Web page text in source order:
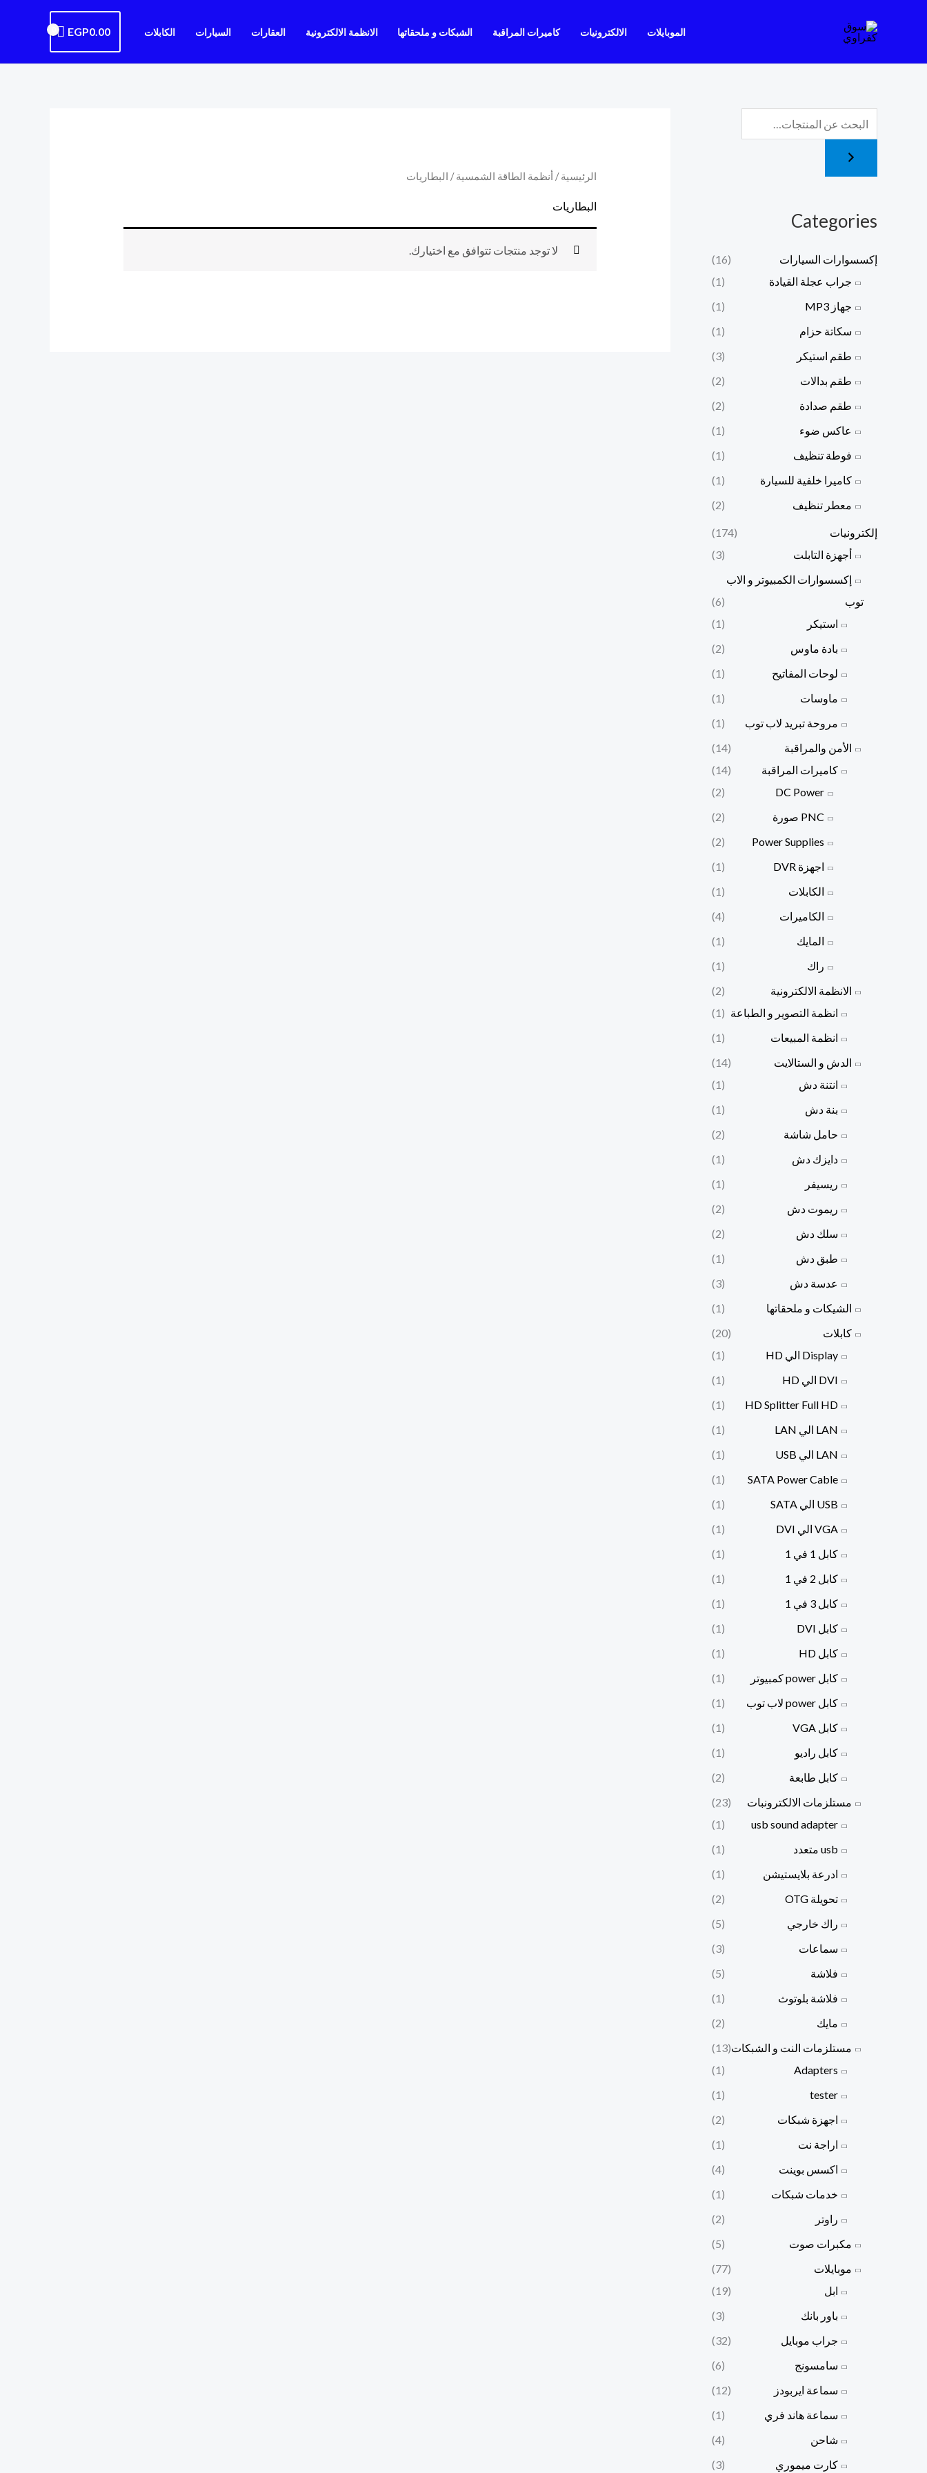
الموبايلات الالكترونيات كاميرات المراقبة الشبكات و ملحقاتها الانظمة الالكترونية العقارات السيارات الكابلات EGP0.00
Categories
إكسسوارات السيارات
(16)
جراب عجلة القيادة
(1)
جهاز MP3
(1)
سكاتة حزام
(1)
طقم استيكر
(3)
طقم بدالات
(2)
طقم صدادة
(2)
عاكس ضوء
(1)
فوطة تنظيف
(1)
كاميرا خلفية للسيارة
(1)
معطر تنظيف
(2)
إلكترونيات
(174)
أجهزة التابلت
(3)
إكسسوارات الكمبيوتر و الاب
توب
(6)
استيكر
(1)
بادة ماوس
(2)
لوحات المفاتيح
(1)
ماوسات
(1)
مروحة تبريد لاب توب
(1)
الأمن والمراقبة
(14)
كاميرات المراقبة
(14)
DC Power
(2)
PNC صورة
(2)
Power Supplies
(2)
اجهزة DVR
(1)
الكابلات
(1)
الكاميرات
(4)
المايك
(1)
راك
(1)
الانظمة الالكترونية
(2)
انظمة التصوير و الطباعة (1)
انظمة المبيعات
(1)
الدش و الستالايت
(14)
انتنة دش
(1)
بنة دش
(1)
حامل شاشة
(2)
دايزك دش
(1)
ريسيفر
(1)
ريموت دش
(2)
سلك دش
(2)
طبق دش
(1)
عدسة دش
(3)
الشيكات و ملحقاتها
(1)
كابلات
(20)
Display الي HD
(1)
DVI الي HD
(1)
HD Splitter Full HD
(1)
LAN الي LAN
(1)
LAN الي USB
(1)
SATA Power Cable
(1)
USB الي SATA
(1)
VGA الي DVI
(1)
كابل 1 في 1
(1)
كابل 2 في 1
(1)
كابل 3 في 1
(1)
كابل DVI
(1)
كابل HD
(1)
كابل power كمبيوتر
(1)
كابل power لاب توب
(1)
كابل VGA
(1)
كابل راديو
(1)
كابل طابعة
(2)
مستلزمات الالكترونبات
(23)
usb sound adapter
(1)
usb متعدد
(1)
ادرعة بلايستيشن
(1)
تحويلة OTG
(2)
راك خارجي
(5)
سماعات
(3)
فلاشة
(5)
فلاشة بلوتوث
(1)
مايك
(2)
مستلزمات النت و الشبكات(13)
Adapters
(1)
tester
(1)
اجهزة شبكات
(2)
اراجة نت
(1)
اكسس بوينت
(4)
خدمات شبكات
(1)
راوتر
(2)
مكبرات صوت
(5)
موبايلات
(77)
ابل
(19)
باور بانك
(3)
جراب موبايل
(32)
سامسونج
(6)
سماعة ايربودز
(12)
سماعة هاند فري
(1)
شاحن
(4)
كارت ميموري
(3)
الرئيسية/ أنظمة الطاقة الشمسية/ البطاريات
البطاريات
لا توجد منتجات تتوافق مع اختيارك.